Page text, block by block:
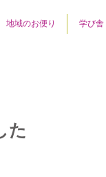
地域のお便り 学び舎
た